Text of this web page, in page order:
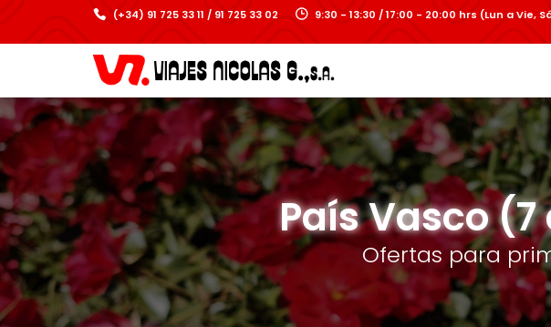
(+34) 91 725 33 11 / 91 725 33 02 9:30 - 13:30 / 17:00 - 20:00 hrs (Lun a Vie,
País Vasco
Ofertas para